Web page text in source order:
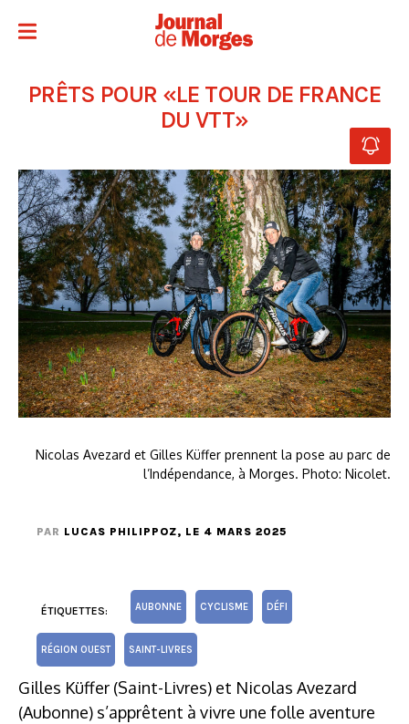
PRÊTS POUR «LE TOUR DE FRANCE
DU VTT»
Nicolas Avezard et Gilles Küffer prennent la pose au parc de
l’Indépendance, à Morges. Photo: Nicolet.
PAR LUCAS PHILIPPOZ, LE 4 MARS 2025
ÉTIQUETTES: AUBONNE CYCLISME DÉFI
RÉGION OUEST SAINT-LIVRES
Gilles Küffer (Saint-Livres) et Nicolas Avezard
(Aubonne) s’apprêtent à vivre une folle aventure